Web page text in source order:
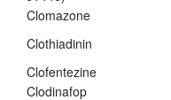
Clomazone
Clothiadinin
Clofentezine
Clodinafop